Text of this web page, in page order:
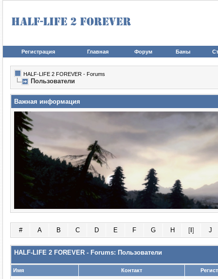
Регистрация Главная Форум Баны
HALF-LIFE 2 FOREVER - Forums
Пользователи
Важная информация
# A B C D E F G H [ ] J
HALF-LIFE 2 FOREVER - Forums: Пользователи
Имя Контакт